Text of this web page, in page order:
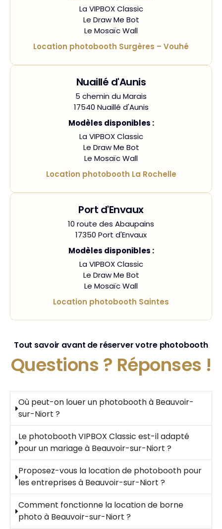
La VIPBOX Classic
Le Draw Me Bot
Le Mosaïc Wall
Location photobooth Surgères – Vouhé
Nuaillé d'Aunis
5 chemin du Marais
17540 Nuaillé d'Aunis
Modèles disponibles :
La VIPBOX Classic
Le Draw Me Bot
Le Mosaïc Wall
Location photobooth La Rochelle
Port d'Envaux
10 route des Abaupains
17350 Port d'Envaux
Modèles disponibles :
La VIPBOX Classic
Le Draw Me Bot
Le Mosaïc Wall
Location photobooth Saintes
Tout savoir avant de réserver votre photobooth
Questions ? Réponses !
Où peut-on louer un photobooth à Beauvoir-
sur-Niort ?
Le photobooth VIPBOX Classic est-il adapté
pour un mariage à Beauvoir-sur-Niort ?
Proposez-vous la location de photobooth pour
les entreprises à Beauvoir-sur-Niort ?
Comment fonctionne la location de borne
photo à Beauvoir-sur-Niort ?